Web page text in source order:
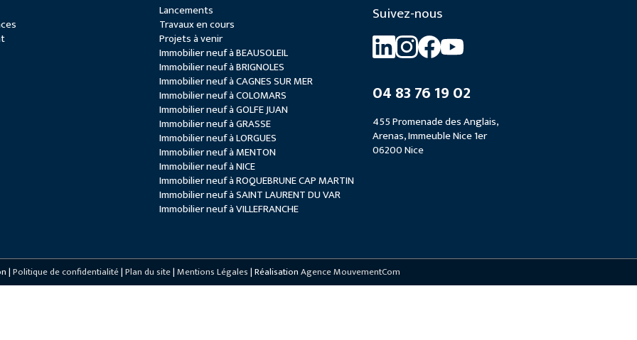
Lancements
Travaux en cours
Projets à venir
Immobilier neuf à BEAUSOLEIL
Immobilier neuf à BRIGNOLES
Immobilier neuf à CAGNES SUR MER
Immobilier neuf à COLOMARS
Immobilier neuf à GOLFE JUAN
Immobilier neuf à GRASSE
Immobilier neuf à LORGUES
Immobilier neuf à MENTON
Immobilier neuf à NICE
Immobilier neuf à ROQUEBRUNE CAP MARTIN
Immobilier neuf à SAINT LAURENT DU VAR
Immobilier neuf à VILLEFRANCHE
Suivez-nous
04 83 76 19 02
455 Promenade des Anglais,
Arenas, Immeuble Nice 1er
06200 Nice
|Politique de confidentialité|Plan du site|Mentions Légales| RéalisationAgence MouvementCom